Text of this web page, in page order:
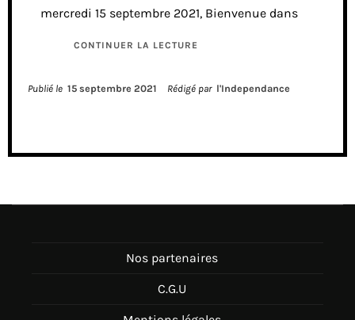
mercredi 15 septembre 2021, Bienvenue dans
CONTINUER LA LECTURE
Publié le 15 septembre 2021 Rédigé par l'Independance
Nos partenaires
C.G.U